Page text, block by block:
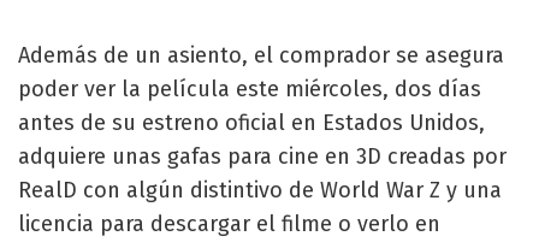
Además de un asiento, el comprador se asegura
poder ver la película este miércoles, dos días
antes de su estreno oficial en Estados Unidos,
adquiere unas gafas para cine en 3D creadas por
RealD con algún distintivo de World War Z y una
licencia para descargar el filme o verlo en